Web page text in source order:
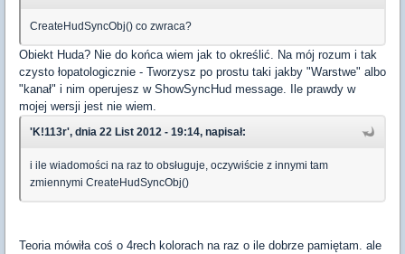
CreateHudSyncObj() co zwraca?
Obiekt Huda? Nie do końca wiem jak to określić. Na mój rozum i tak
czysto łopatologicznie - Tworzysz po prostu taki jakby "Warstwe" albo
"kanał" i nim operujesz w ShowSyncHud message. Ile prawdy w
mojej wersji jest nie wiem.
'K!113r', dnia 22 List 2012 - 19:14, napisał:
i ile wiadomości na raz to obsługuje, oczywiście z innymi tam
zmiennymi CreateHudSyncObj()
Teoria mówiła coś o 4rech kolorach na raz o ile dobrze pamiętam. ale